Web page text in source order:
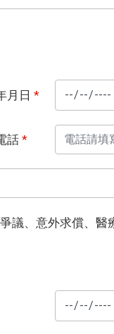
月日 *
話 *
議、意外求償、醫